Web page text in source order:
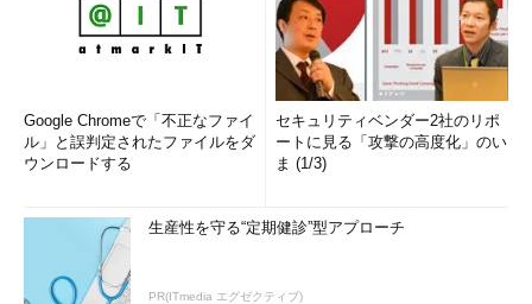
Google Chromeで「不正なファイ
ル」と誤判定されたファイルをダ
ウンロードする
セキュリティベンダー2社のリポ
ートに見る「攻撃の高度化」のい
ま (1/3)
生産性を守る“定期健診”型アプローチ
PR(ITmedia エグゼクティブ)